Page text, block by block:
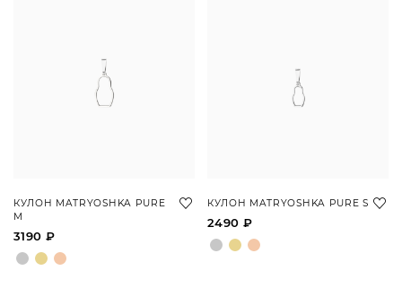
КУЛОН MATRYOSHKA PURE
M
3190 ₽
КУЛОН MATRYOSHKA PURE S
2490 ₽